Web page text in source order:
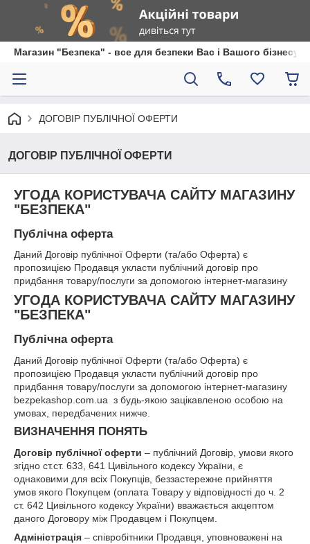
Магазин "Безпека" - все для безпеки Вас і Вашого бізнесу
ДОГОВІР ПУБЛІЧНОЇ ОФЕРТИ
ДОГОВІР ПУБЛІЧНОЇ ОФЕРТИ
УГОДА КОРИСТУВАЧА САЙТУ МАГАЗИНУ
"БЕЗПЕКА"
Публічна оферта
Даний Договір публічної Оферти (та/або Оферта) є
пропозицією Продавця укласти публічний договір про
придбання товару/послуги за допомогою інтернет-магазину
УГОДА КОРИСТУВАЧА САЙТУ МАГАЗИНУ
"БЕЗПЕКА"
Публічна оферта
Даний Договір публічної Оферти (та/або Оферта) є
пропозицією Продавця укласти публічний договір про
придбання товару/послуги за допомогою інтернет-магазину
bezpekashop.com.ua з будь-якою зацікавленою особою на
умовах, передбачених нижче.
ВИЗНАЧЕННЯ ПОНЯТЬ
Договір публічної оферти – публічний Договір, умови якого
згідно ст.ст. 633, 641 Цивільного кодексу України, є
однаковими для всіх Покупців, беззастережне прийняття
умов якого Покупцем (оплата Товару у відповідності до ч. 2
ст. 642 Цивільного кодексу України) вважається акцептом
даного Договору між Продавцем і Покупцем.
Адміністрація – співробітники Продавця, уповноважені на